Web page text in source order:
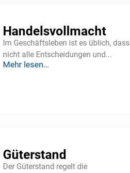
Handelsvollmacht
Im Geschäftsleben ist es üblich, dass
nicht alle Entscheidungen und...
Mehr lesen...
Güterstand
Der Güterstand regelt die